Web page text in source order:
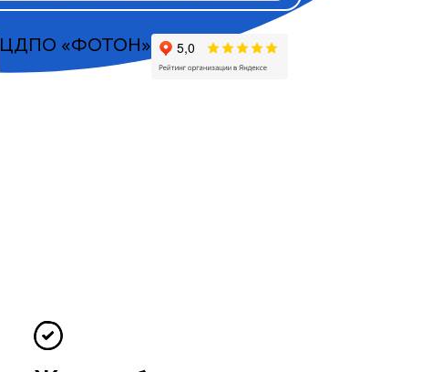
ЦДПО «ФОТОН»